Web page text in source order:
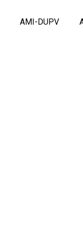
AMI-DUPV